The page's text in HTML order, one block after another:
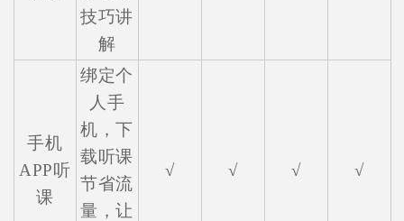
技巧讲
解
手机
APP听
课
绑定个
人手
机，下
载听课
节省流
量，让
√ √ √ √